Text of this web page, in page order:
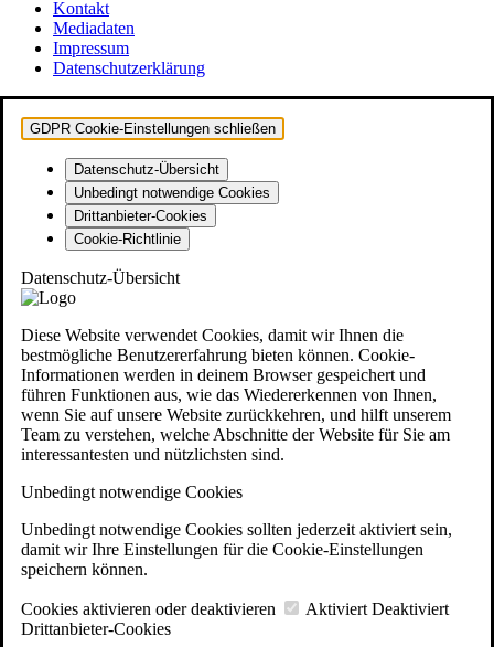
Kontakt
Mediadaten
Impressum
Datenschutzerklärung
GDPR Cookie-Einstellungen schließen
Datenschutz-Übersicht
Unbedingt notwendige Cookies
Drittanbieter-Cookies
Cookie-Richtlinie
Datenschutz-Übersicht
Diese Website verwendet Cookies, damit wir Ihnen die
bestmögliche Benutzererfahrung bieten können. Cookie-
Informationen werden in deinem Browser gespeichert und
führen Funktionen aus, wie das Wiedererkennen von Ihnen,
wenn Sie auf unsere Website zurückkehren, und hilft unserem
Team zu verstehen, welche Abschnitte der Website für Sie am
interessantesten und nützlichsten sind.
Unbedingt notwendige Cookies
Unbedingt notwendige Cookies sollten jederzeit aktiviert sein,
damit wir Ihre Einstellungen für die Cookie-Einstellungen
speichern können.
Cookies aktivieren oder deaktivieren Aktiviert Deaktiviert
Drittanbieter-Cookies